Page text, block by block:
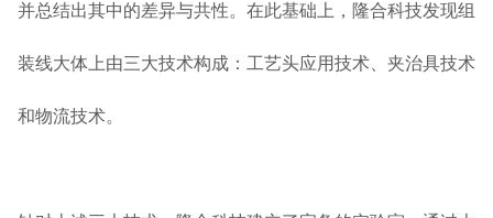
并总结出其中的差异与共性。在此基础上，隆合科技发现组
装线大体上由三大技术构成：工艺头应用技术、夹治具技术
和物流技术。